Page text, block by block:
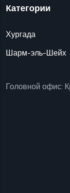
Категории
Хургада
Шарм-эль-Шейх
Головной офис: